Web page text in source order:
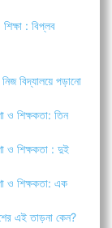
: বিপ্লব
বিদ্যালয়ে পড়ানো
ও শিক্ষকতা: তিন
ও শিক্ষকতা : দুই
ও শিক্ষকতা: এক
এই তাড়না কেন?